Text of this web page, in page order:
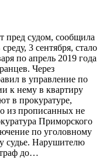
пред судом, сообщила
3 сентября, стало
по апрель 2019 года
Через
в управление по
к нему в квартиру
в прокуратуре,
из прописанных не
Приморского
по уголовному
судье. Нарушителю
до…